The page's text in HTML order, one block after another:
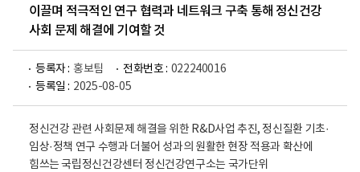
이끌며 적극적인 연구 협력과 네트워크 구축 통해 정신건강
사회 문제 해결에 기여할 것
등록자 : 홍보팀 전화번호 : 022240016
등록일 : 2025-08-05
정신건강 관련 사회문제 해결을 위한 R&D사업 추진, 정신질환 기초·
임상·정책 연구 수행과 더불어 성과의 원활한 현장 적용과 확산에
힘쓰는 국립정신건강센터 정신건강연구소는 국가단위